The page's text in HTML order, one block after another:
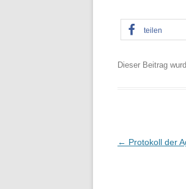
teilen
Dieser Beitrag
B
← Protokoll der